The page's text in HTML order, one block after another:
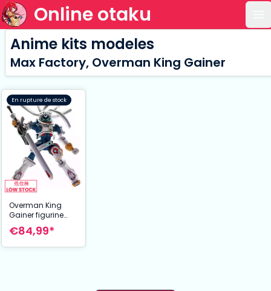
Online otaku
Anime kits modeles
Max Factory, Overman King Gainer
En rupture de stock
Overman King
Gainer figurine
PLAMAX King
Gainer 20 cm
€84,99*